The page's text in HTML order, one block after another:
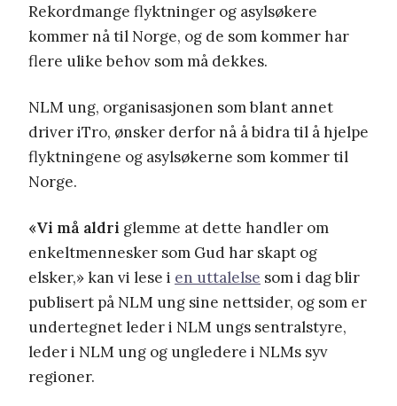
Rekordmange flyktninger og asylsøkere
kommer nå til Norge, og de som kommer har
flere ulike behov som må dekkes.
NLM ung, organisasjonen som blant annet
driver iTro, ønsker derfor nå å bidra til å hjelpe
flyktningene og asylsøkerne som kommer til
Norge.
«Vi må aldri glemme at dette handler om
enkeltmennesker som Gud har skapt og
elsker,» kan vi lese i en uttalelse som i dag blir
publisert på NLM ung sine nettsider, og som er
undertegnet leder i NLM ungs sentralstyre,
leder i NLM ung og ungledere i NLMs syv
regioner.